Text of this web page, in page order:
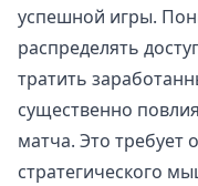
успешной игры.
распределять
тратить
существенно
матча. Это требует
стратегического